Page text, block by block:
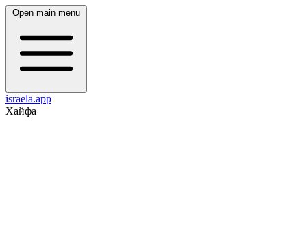
Open main menu
israela.app
Хайфа